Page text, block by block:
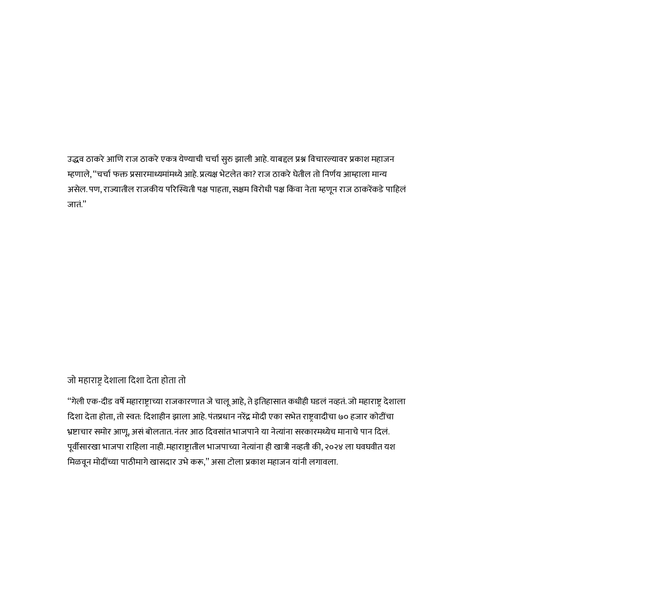
उद्धव ठाकरे आणि राज ठाकरे एकत्र येण्याची चर्चा सुरु झाली आहे. याबद्दल प्रश्न विचारल्यावर प्रकाश महाजन
म्हणाले, “चर्चा फक्त प्रसारमाध्यमांमध्ये आहे. प्रत्यक्ष भेटलेत का? राज ठाकरे घेतील तो निर्णय आम्हाला मान्य
असेल. पण, राज्यातील राजकीय परिस्थिती पक्ष पाहता, सक्षम विरोधी पक्ष किंवा नेता म्हणून राज ठाकरेंकडे पाहिलं
जातं.”
जो महाराष्ट्र देशाला दिशा देता होता तो
“गेली एक-दीड वर्षे महाराष्ट्राच्या राजकारणात जे चालू आहे, ते इतिहासात कधीही घडलं नव्हतं. जो महाराष्ट्र देशाला
दिशा देता होता, तो स्वत: दिशाहीन झाला आहे. पंतप्रधान नरेंद्र मोदी एका सभेत राष्ट्रवादीचा ७० हजार कोटींचा
भ्रष्टाचार समोर आणू, असं बोलतात. नंतर आठ दिवसांत भाजपाने या नेत्यांना सरकारमध्येच मानाचे पान दिलं.
पूर्वीसारखा भाजपा राहिला नाही. महाराष्ट्रातील भाजपाच्या नेत्यांना ही खात्री नव्हती की, २०२४ ला घवघवीत यश
मिळवून मोदींच्या पाठीमागे खासदार उभे करू,” असा टोला प्रकाश महाजन यांनी लगावला.